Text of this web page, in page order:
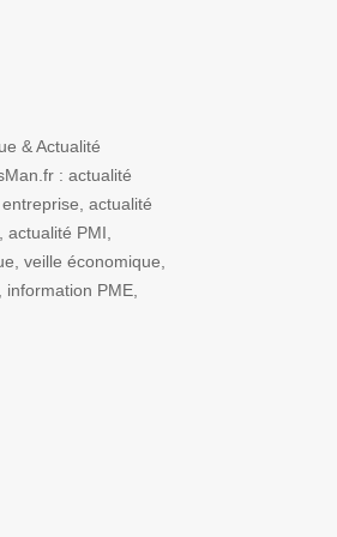
& Actualité
: actualité
actualité
actualité PMI,
veille économique,
information PME,